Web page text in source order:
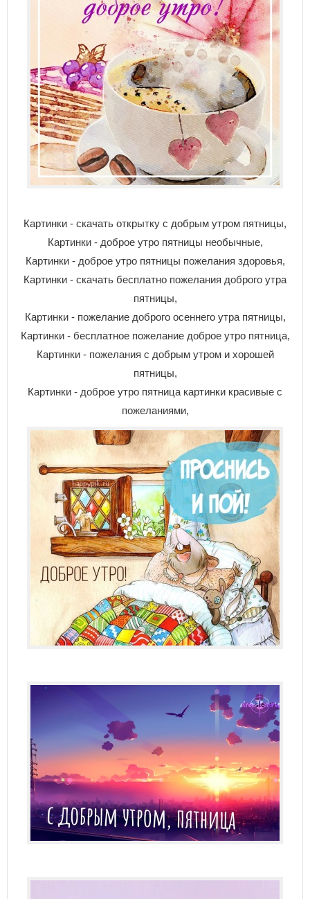
Картинки - скачать открытку с добрым утром пятницы,
Картинки - доброе утро пятницы необычные,
Картинки - доброе утро пятницы пожелания здоровья,
Картинки - скачать бесплатно пожелания доброго утра
пятницы,
Картинки - пожелание доброго осеннего утра пятницы,
Картинки - бесплатное пожелание доброе утро пятница,
Картинки - пожелания с добрым утром и хорошей
пятницы,
Картинки - доброе утро пятница картинки красивые с
пожеланиями,